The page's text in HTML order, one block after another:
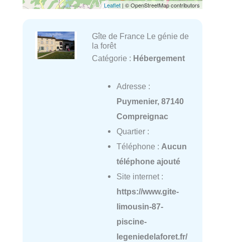
Leaflet | © OpenStreetMap contributors
Gîte de France Le génie de
la forêt
Catégorie : Hébergement
Adresse :
Puymenier, 87140
Compreignac
Quartier :
Téléphone : Aucun
téléphone ajouté
Site internet :
https://www.gite-
limousin-87-
piscine-
legeniedelaforet.fr/